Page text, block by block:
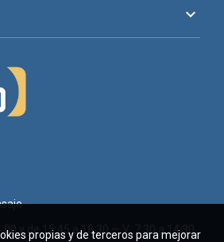

y de 15:45 a 18:30 — V: 7:30 a 14:30
propias y de terceros para mejorar